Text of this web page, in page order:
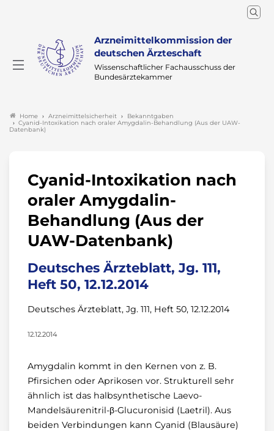
Arzneimittelkommission der
deutschen Ärzteschaft
Wissenschaftlicher Fachausschuss der
Bundesärztekammer
Home Arzneimittelsicherheit
Bekanntgaben
Cyanid-Intoxikation nach oraler Amygdalin-Behandlung (Aus der UAW-
Datenbank)
Cyanid-Intoxikation nach
oraler Amygdalin-
Behandlung (Aus der
UAW-Datenbank)
Deutsches Ärzteblatt, Jg. 111,
Heft 50, 12.12.2014
Deutsches Ärzteblatt, Jg. 111, Heft 50, 12.12.2014
12.12.2014
Amygdalin kommt in den Kernen von z. B.
Pfirsichen oder Aprikosen vor. Strukturell sehr
ähnlich ist das halbsynthetische Laevo-
Mandelsäurenitril-β-Glucuronisid (Laetril). Aus
beiden Verbindungen kann Cyanid (Blausäure)